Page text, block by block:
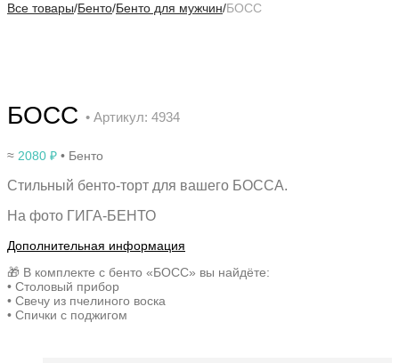
Все товары/Бенто/Бенто для мужчин/БОСС
БОСС • Артикул: 4934
≈ 2080 ₽ • Бенто
Стильный бенто-торт для вашего БОССА.
На фото ГИГА-БЕНТО
Дополнительная информация
🎁 В комплекте с бенто «БОСС» вы найдёте:
• Столовый прибор
• Свечу из пчелиного воска
• Спички с поджигом